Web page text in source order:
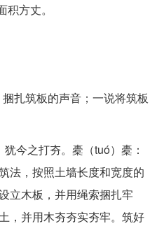
方丈。
扎筑板的声音；一说将筑板
今之打夯。橐（tuó）橐：
法，按照土墙长度和宽度的
立木板，并用绳索捆扎牢
，并用木夯夯实夯牢。筑好